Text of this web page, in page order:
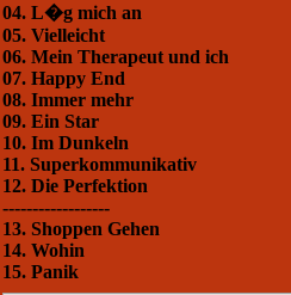
04. L�g mich an
05. Vielleicht
06. Mein Therapeut und ich
07. Happy End
08. Immer mehr
09. Ein Star
10. Im Dunkeln
11. Superkommunikativ
12. Die Perfektion
------------------
13. Shoppen Gehen
14. Wohin
15. Panik